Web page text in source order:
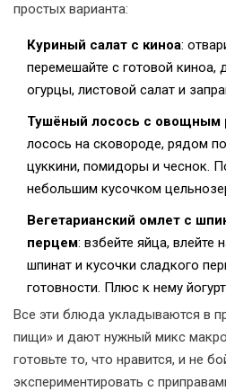
простых варианта:
Куриный салат с киноа:
перемешайте с готовой киноа,
огурцы, листовой салат и
Тушёный лосось с овощным
лосось на сковороде, рядом
цуккини, помидоры и чеснок.
небольшим кусочком
Вегетарианский омлет с
перцем: взбейте яйца, влейте
шпинат и кусочки сладкого
готовности. Плюс к нему
Все эти блюда укладываются в
пищи» и дают нужный микс
готовьте то, что нравится, и не
экспериментировать с